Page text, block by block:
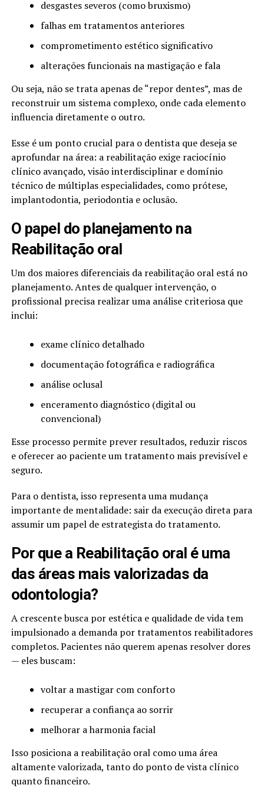
desgastes severos (como bruxismo)
falhas em tratamentos anteriores
comprometimento estético significativo
alterações funcionais na mastigação e fala
Ou seja, não se trata apenas de “repor dentes”, mas de
reconstruir um sistema complexo, onde cada elemento
influencia diretamente o outro.
Esse é um ponto crucial para o dentista que deseja se
aprofundar na área: a reabilitação exige raciocínio
clínico avançado, visão interdisciplinar e domínio
técnico de múltiplas especialidades, como prótese,
implantodontia, periodontia e oclusão.
O papel do planejamento na
Reabilitação oral
Um dos maiores diferenciais da reabilitação oral está no
planejamento. Antes de qualquer intervenção, o
profissional precisa realizar uma análise criteriosa que
inclui:
exame clínico detalhado
documentação fotográfica e radiográfica
análise oclusal
enceramento diagnóstico (digital ou
convencional)
Esse processo permite prever resultados, reduzir riscos
e oferecer ao paciente um tratamento mais previsível e
seguro.
Para o dentista, isso representa uma mudança
importante de mentalidade: sair da execução direta para
assumir um papel de estrategista do tratamento.
Por que a Reabilitação oral é uma
das áreas mais valorizadas da
odontologia?
A crescente busca por estética e qualidade de vida tem
impulsionado a demanda por tratamentos reabilitadores
completos. Pacientes não querem apenas resolver dores
— eles buscam:
voltar a mastigar com conforto
recuperar a confiança ao sorrir
melhorar a harmonia facial
Isso posiciona a reabilitação oral como uma área
altamente valorizada, tanto do ponto de vista clínico
quanto financeiro.